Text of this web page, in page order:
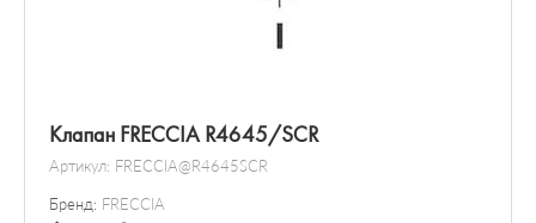
Клапан FRECCIA R4645/SCR
Артикул: FRECCIA@R4645SCR
Бренд: FRECCIA